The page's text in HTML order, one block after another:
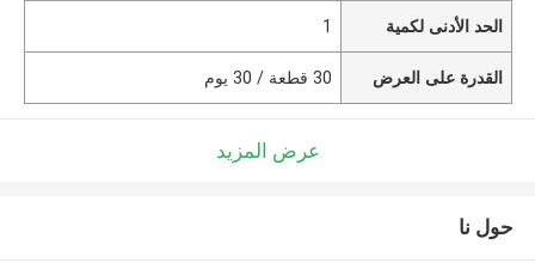
الحد الأدنى لكمية 1
القدرة على العرض 30 قطعة / 30 يوم
عرض المزيد
حول نا